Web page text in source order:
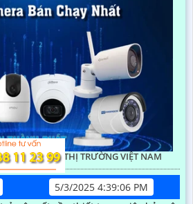
NHẤT TẠI THỊ TRƯỜNG VIỆT NAM
5/3/2025 4:39:06 PM